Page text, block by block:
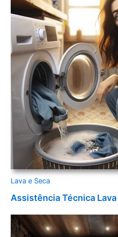
Lava e Seca
Assistência Técnica Lava